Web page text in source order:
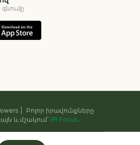
| Բոլոր իրավունքները
և մշակում՝ PR Focus.